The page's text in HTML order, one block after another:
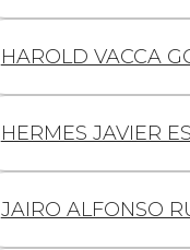
Información
HAROLD VACCA
Información
HERMES JAVIER
Información
JAIRO ALFONSO